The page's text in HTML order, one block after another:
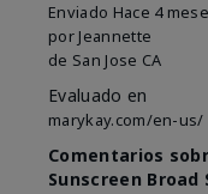
Enviado Hace 4
por Jeannette
de San Jose CA
Evaluado en
marykay.com/en-us/
Comentarios
Sunscreen Broad